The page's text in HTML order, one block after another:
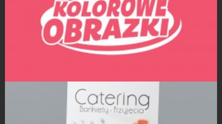
Projekty logo